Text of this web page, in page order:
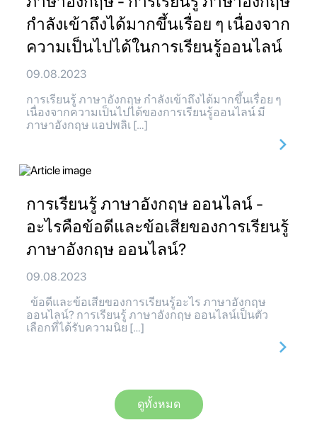
กำลังเข้าถึงได้มากขึ้นเรื่อย ๆ เนื่องจาก
ความเป็นไปได้ในการเรียนรู้ออนไลน์
09.08.2023
การเรียนรู้ ภาษาอังกฤษ กำลังเข้าถึงได้มากขึ้นเรื่อย ๆ
เนื่องจากความเป็นไปได้ของการเรียนรู้ออนไลน์ มี
ภาษาอังกฤษ แอปพลิเ […]
การเรียนรู้ ภาษาอังกฤษ ออนไลน์ -
อะไรคือข้อดีและข้อเสียของการเรียนรู้
ภาษาอังกฤษ ออนไลน์?
09.08.2023
ข้อดีและข้อเสียของการเรียนรู้อะไร ภาษาอังกฤษ
ออนไลน์? การเรียนรู้ ภาษาอังกฤษ ออนไลน์เป็นตัว
เลือกที่ได้รับความนิย […]
ดูทั้งหมด